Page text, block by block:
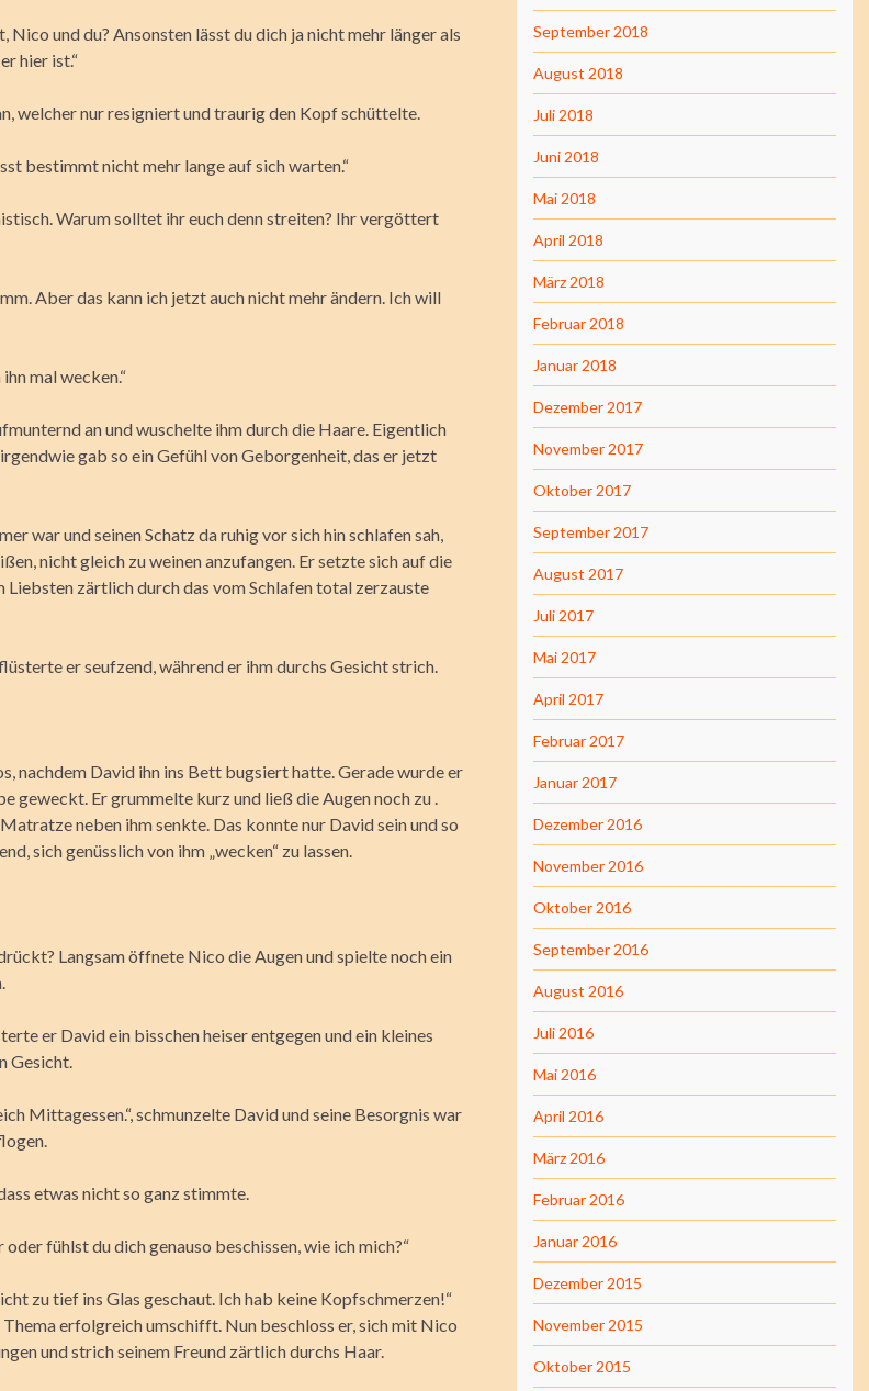
Nico und du? Ansonsten lässt du dich ja nicht mehr länger als
hier ist.“
welcher nur resigniert und traurig den Kopf schüttelte.
bestimmt nicht mehr lange auf sich warten.“
Warum solltet ihr euch denn streiten? Ihr vergöttert
Aber das kann ich jetzt auch nicht mehr ändern. Ich will
mal wecken.“
an und wuschelte ihm durch die Haare. Eigentlich
gab so ein Gefühl von Geborgenheit, das er jetzt
war und seinen Schatz da ruhig vor sich hin schlafen sah,
nicht gleich zu weinen anzufangen. Er setzte sich auf die
Liebsten zärtlich durch das vom Schlafen total zerzauste
er seufzend, während er ihm durchs Gesicht strich.
nachdem David ihn ins Bett bugsiert hatte. Gerade wurde er
geweckt. Er grummelte kurz und ließ die Augen noch zu .
neben ihm senkte. Das konnte nur David sein und so
sich genüsslich von ihm „wecken“ zu lassen.
Langsam öffnete Nico die Augen und spielte noch ein
er David ein bisschen heiser entgegen und ein kleines
Gesicht.
Mittagessen.“, schmunzelte David und seine Besorgnis war
etwas nicht so ganz stimmte.
fühlst du dich genauso beschissen, wie ich mich?“
zu tief ins Glas geschaut. Ich hab keine Kopfschmerzen!“
erfolgreich umschifft. Nun beschloss er, sich mit Nico
und strich seinem Freund zärtlich durchs Haar.
September 2018
August 2018
Juli 2018
Juni 2018
Mai 2018
April 2018
März 2018
Februar 2018
Januar 2018
Dezember 2017
November 2017
Oktober 2017
September 2017
August 2017
Juli 2017
Mai 2017
April 2017
Februar 2017
Januar 2017
Dezember 2016
November 2016
Oktober 2016
September 2016
August 2016
Juli 2016
Mai 2016
April 2016
März 2016
Februar 2016
Januar 2016
Dezember 2015
November 2015
Oktober 2015